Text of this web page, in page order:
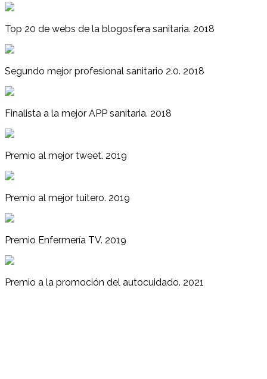
Top 20 de webs de la blogosfera sanitaria. 2018
Segundo mejor profesional sanitario 2.0. 2018
Finalista a la mejor APP sanitaria. 2018
Premio al mejor tweet. 2019
Premio al mejor tuitero. 2019
Premio Enfermería TV. 2019
Premio a la promoción del autocuidado. 2021